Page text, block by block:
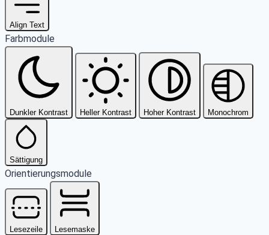
Align Text
Farbmodule
Dunkler Kontrast Heller Kontrast Hoher Kontrast Monochrom
Sättigung
Orientierungsmodule
Lesezeile
Lesemaske